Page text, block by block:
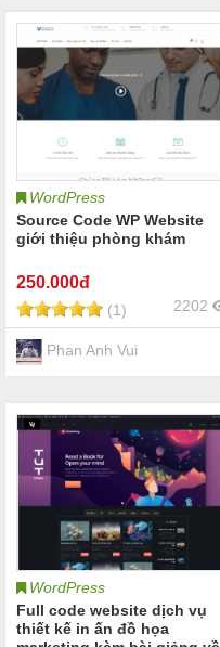
WordPress
Source Code WP Website
giới thiệu phòng khám
250.000đ
(1) 2202
Phan Anh Vui
WordPress
Full code website dịch vụ
thiết kế in ấn đồ họa